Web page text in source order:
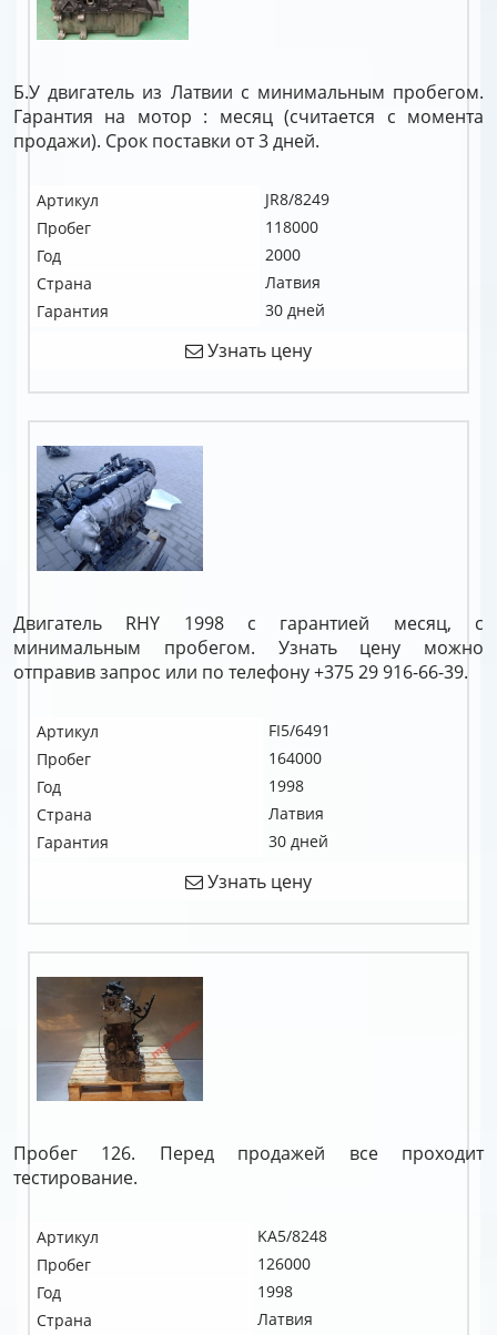
Б.У двигатель из Латвии с минимальным пробегом.
Гарантия на мотор : месяц (считается с момента
продажи). Срок поставки от 3 дней.
Артикул
JR8/8249
Пробег
118000
Год
2000
Страна
Латвия
Гарантия
30 дней
Узнать цену
Двигатель RHY 1998 с гарантией месяц, с
минимальным пробегом. Узнать цену можно
отправив запрос или по телефону +375 29 916-66-39.
Артикул
FI5/6491
Пробег
164000
Год
1998
Страна
Латвия
Гарантия
30 дней
Узнать цену
Пробег 126. Перед продажей все проходит
тестирование.
Артикул
KA5/8248
Пробег
126000
Год
1998
Страна
Латвия